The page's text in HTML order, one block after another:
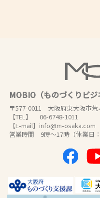
MOBIO（ものづくりビジ
〒577-0011 大阪府東大阪市荒
【TEL】 06-6748-1011
【E-mail】info@m-osaka.com
営業時間 9時～17時（休業日